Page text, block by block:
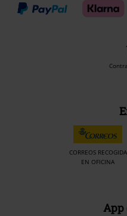
CORREOS RECOGIDA
EN OFICINA
App